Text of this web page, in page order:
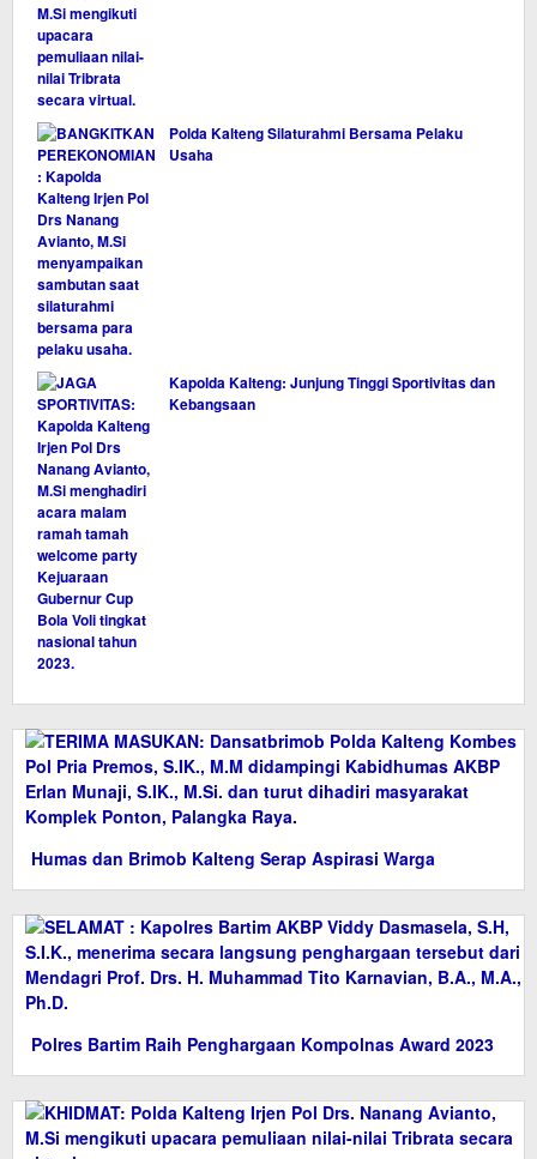
Polda Kalteng Silaturahmi Bersama Pelaku
Usaha
Kapolda Kalteng: Junjung Tinggi Sportivitas dan
Kebangsaan
Humas dan Brimob Kalteng Serap Aspirasi Warga
Polres Bartim Raih Penghargaan Kompolnas Award 2023